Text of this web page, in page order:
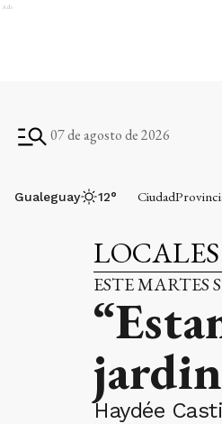
Ads
07 de agosto de 2026
Gualeguay 12° Ciudad
LOCALES
ESTE
Haydée